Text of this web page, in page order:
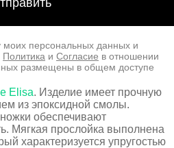
моих персональных данных и
Политика и Согласие в отношении
размещены в общем доступе
Elisa. Изделие имеет прочную
из эпоксидной смолы.
обеспечивают
Мягкая прослойка выполнена
характеризуется упругостью